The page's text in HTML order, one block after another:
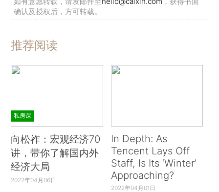
确认及授权后，方可转载。
推荐阅读
私房课
向松祚：宏观经济70
讲，带你了解国内外
经济大局
2022年04月06日
In Depth: As
Tencent Lays Off
Staff, Is Its ‘Winter’
Approaching?
2022年04月01日